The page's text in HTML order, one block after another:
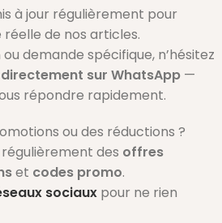
à jour régulièrement pour
de nos articles.
demande spécifique, n’hésitez
sur WhatsApp —
répondre rapidement.
ou des réductions ?
des offres
et codes promo.
sociaux pour ne rien